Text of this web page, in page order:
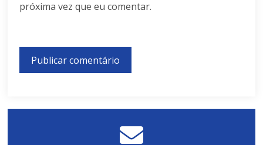
próxima vez que eu comentar.